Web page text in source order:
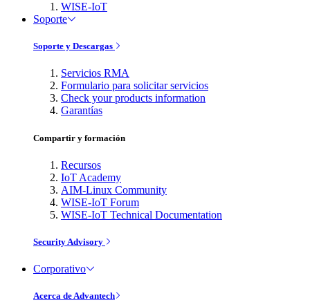
WISE-IoT
Soporte
Soporte y Descargas
Servicios RMA
Formulario para solicitar servicios
Check your products information
Garantías
Compartir y formación
Recursos
IoT Academy
AIM-Linux Community
WISE-IoT Forum
WISE-IoT Technical Documentation
Security Advisory
Corporativo
Acerca de Advantech